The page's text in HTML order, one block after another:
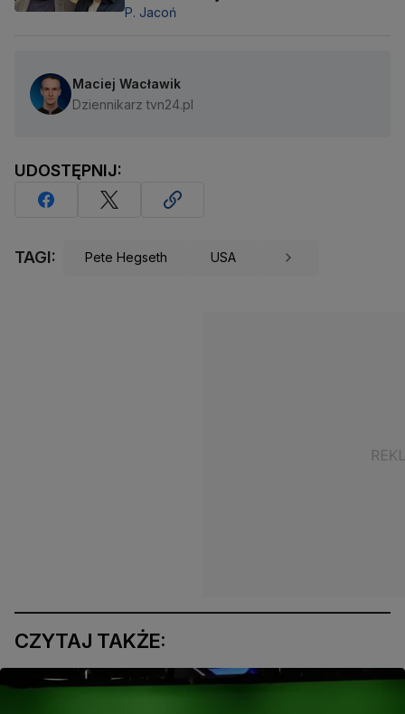
P. Jacoń
Maciej Wacławik
Dziennikarz tvn24.pl
UDOSTĘPNIJ:
TAGI: Pete Hegseth USA
CZYTAJ TAKŻE: